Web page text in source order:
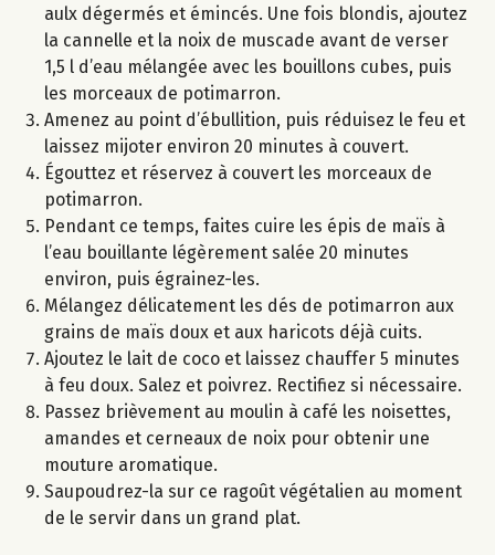
aulx dégermés et émincés. Une fois blondis, ajoutez
la cannelle et la noix de muscade avant de verser
1,5 l d’eau mélangée avec les bouillons cubes, puis
les morceaux de potimarron.
Amenez au point d’ébullition, puis réduisez le feu et
laissez mijoter environ 20 minutes à couvert.
Égouttez et réservez à couvert les morceaux de
potimarron.
Pendant ce temps, faites cuire les épis de maïs à
l’eau bouillante légèrement salée 20 minutes
environ, puis égrainez-les.
Mélangez délicatement les dés de potimarron aux
grains de maïs doux et aux haricots déjà cuits.
Ajoutez le lait de coco et laissez chauffer 5 minutes
à feu doux. Salez et poivrez. Rectifiez si nécessaire.
Passez brièvement au moulin à café les noisettes,
amandes et cerneaux de noix pour obtenir une
mouture aromatique.
Saupoudrez-la sur ce ragoût végétalien au moment
de le servir dans un grand plat.